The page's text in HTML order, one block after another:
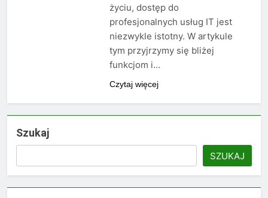
życiu, dostęp do
profesjonalnych usług IT jest
niezwykle istotny. W artykule
tym przyjrzymy się bliżej
funkcjom i…
Czytaj więcej
Szukaj
SZUKAJ